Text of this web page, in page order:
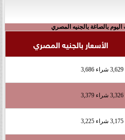
بالصاغة بالجنيه المصري
الأسعار بالجنيه المصري